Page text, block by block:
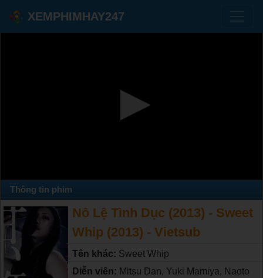
XEMPHIMHAY247
Thông tin phim
Nô Lệ Tình Dục (2013) - Sweet
Whip (2013) - Vietsub
Tên khác: Sweet Whip
Diễn viên: Mitsu Dan, Yuki Mamiya, Naoto